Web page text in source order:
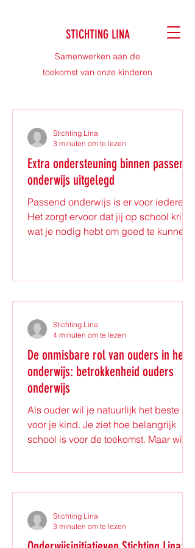
STICHTING LINA
Samenwerken aan de
toekomst van onze kinderen
Extra ondersteuning binnen passend
onderwijs uitgelegd
Passend onderwijs is er voor iedereen.
Het zorgt ervoor dat jij op school krijgt
wat je nodig hebt om goed te kunnen
Zo weet je waar je recht op hebt en
hoe je die hulp kunt krijgen. Wat is
passend onderwijs en waarom is het
belangrijk? Passend onderwijs
betekent dat scholen zorgen voor
onderwijs dat bij jou past. Niet
iedereen leert
Stichting Lina
3 minuten om te lezen
De onmisbare rol van ouders in het
onderwijs: betrokkenheid ouders
onderwijs
Als ouder wil je natuurlijk het beste
voor je kind. Je ziet hoe belangrijk
school is voor de toekomst. Maar wist
ontwikkelt. In deze blog neem ik je
mee in de waardevolle rol die jij als
ouder speelt. We bespreken
Stichting Lina
4 minuten om te lezen
Stichting Lina
3 minuten om te lezen